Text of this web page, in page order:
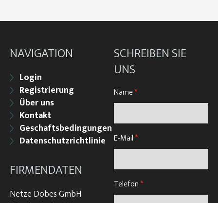
NAVIGATION
Login
Registrierung
Über uns
Kontakt
Geschaftsbedingungen
Datenschutzrichtlinie
FIRMENDATEN
Netze Dobes GmbH
SCHREIBEN SIE
UNS
Name*
E-Mail*
Telefon*